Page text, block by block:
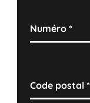
Numéro*
Code postal*